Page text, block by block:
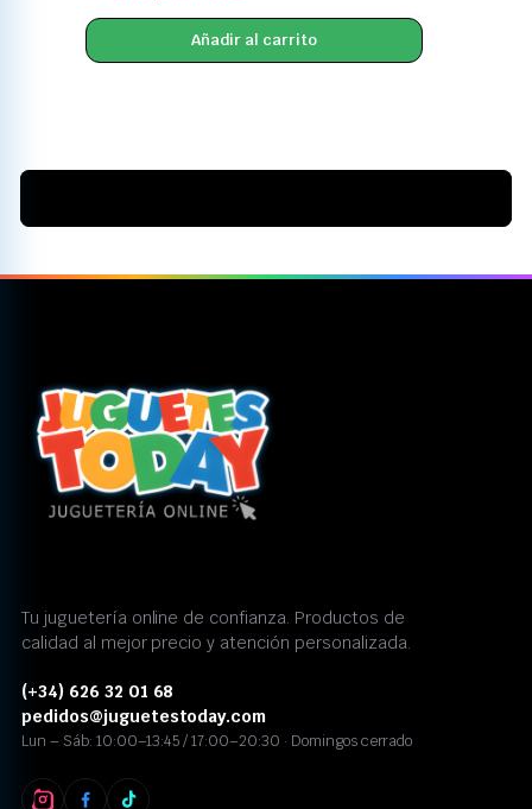
Añadir al carrito
Tu juguetería online de confianza. Productos de
calidad al mejor precio y atención personalizada.
(+34) 626 32 01 68
pedidos@juguetestoday.com
Lun – Sáb: 10:00–13:45 / 17:00–20:30 · Domingos cerrado